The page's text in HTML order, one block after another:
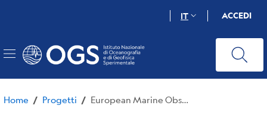
principale
IT ACCEDI
Home / Progetti / European Marine Observation and Data Network (EMODnet) Chemistry